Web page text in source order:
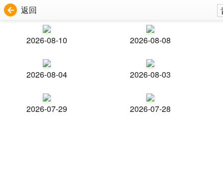
返回
2026-08-10 2026-08-08
2026-08-04 2026-08-03
2026-07-29 2026-07-28